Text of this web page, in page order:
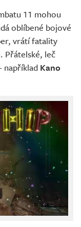
11 mohou
oblíbené bojové
vrátí fatality
. Přátelské, leč
například Kano